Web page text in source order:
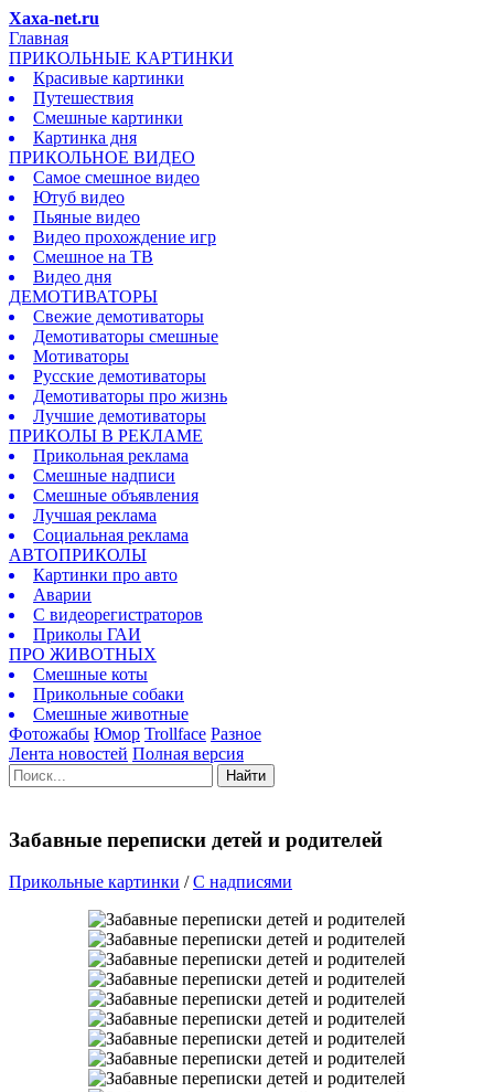
Xaxa-net.ru
Главная
ПРИКОЛЬНЫЕ КАРТИНКИ
Красивые картинки
Путешествия
Смешные картинки
Картинка дня
ПРИКОЛЬНОЕ ВИДЕО
Самое смешное видео
Ютуб видео
Пьяные видео
Видео прохождение игр
Смешное на ТВ
Видео дня
ДЕМОТИВАТОРЫ
Свежие демотиваторы
Демотиваторы смешные
Мотиваторы
Русские демотиваторы
Демотиваторы про жизнь
Лучшие демотиваторы
ПРИКОЛЫ В РЕКЛАМЕ
Прикольная реклама
Смешные надписи
Смешные объявления
Лучшая реклама
Социальная реклама
АВТОПРИКОЛЫ
Картинки про авто
Аварии
С видеорегистраторов
Приколы ГАИ
ПРО ЖИВОТНЫХ
Смешные коты
Прикольные собаки
Смешные животные
Фотожабы Юмор Trollface Разное
Лента новостей Полная версия
Найти
Забавные переписки детей и родителей
Прикольные картинки /C надписями